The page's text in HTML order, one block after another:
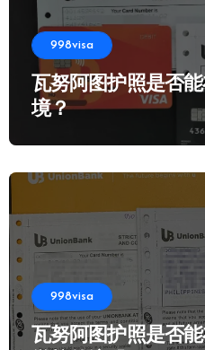
998visa
瓦努阿图护照是否
境？
998visa
瓦努阿图护照是否